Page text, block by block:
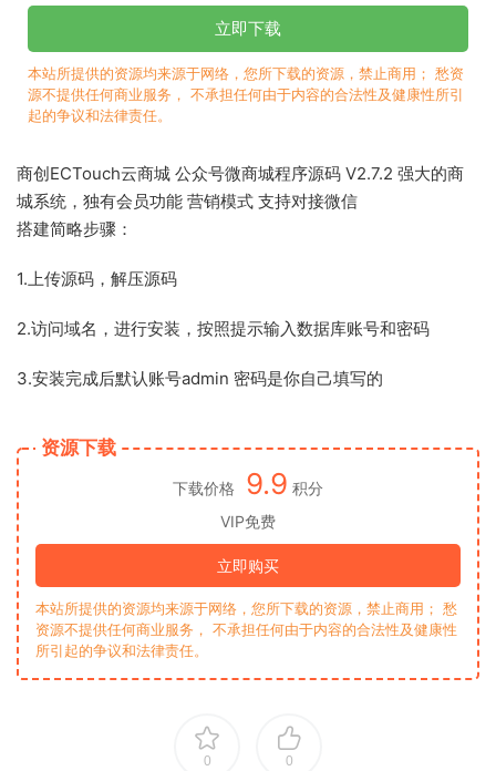
立即下载
本站所提供的资源均来源于网络，您所下载的资源，禁止商用； 愁资
源不提供任何商业服务， 不承担任何由于内容的合法性及健康性所引
起的争议和法律责任。
商创ECTouch云商城 公众号微商城程序源码 V2.7.2 强大的商
城系统，独有会员功能 营销模式 支持对接微信
搭建简略步骤：
1.上传源码，解压源码
2.访问域名，进行安装，按照提示输入数据库账号和密码
3.安装完成后默认账号admin 密码是你自己填写的
资源下载
下载价格 9.9 积分
VIP免费
立即购买
本站所提供的资源均来源于网络，您所下载的资源，禁止商用； 愁
资源不提供任何商业服务， 不承担任何由于内容的合法性及健康性
所引起的争议和法律责任。
0 0